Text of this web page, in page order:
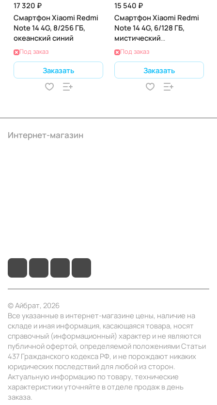
17 320 ₽
Смартфон Xiaomi Redmi
Note 14 4G, 8/256 ГБ,
океанский синий
Под заказ
Заказать
15 540 ₽
Смартфон Xiaomi Redmi
Note 14 4G, 6/128 ГБ,
мистический
фиолетовый
Под заказ
Заказать
Интернет-магазин
© Айбрат, 2026
Все указанные в интернет-магазине цены, наличие на
складе и иная информация, касающаяся товара, носят
справочный (информационный) характер и не являются
публичной офертой, определяемой положениями Статьи
437 Гражданского кодекса РФ, и не порождают никаких
юридических последствий для любой из сторон.
Актуальную информацию по товару, технические
характеристики уточняйте в отделе продаж в день
заказа.